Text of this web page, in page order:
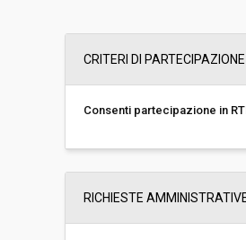
ribasso:
CRITERI DI PARTECIPAZIONE
Consenti partecipazione in
RICHIESTE